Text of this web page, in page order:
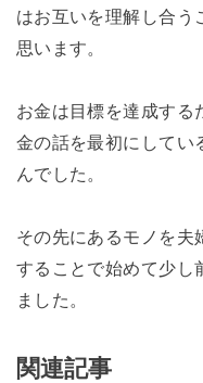
はお互いを理解し合う
思います。
お金は目標を達成する
金の話を最初にしてい
んでした。
その先にあるモノを夫
することで始めて少し
ました。
関連記事